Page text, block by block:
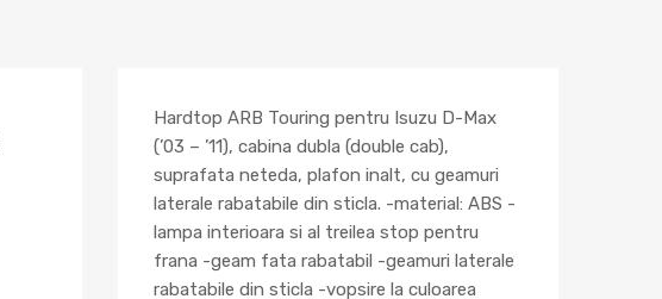
Hardtop ARB Touring pentru Isuzu D-Max
(’03 – ’11), cabina dubla (double cab),
suprafata neteda, plafon inalt, cu geamuri
laterale rabatabile din sticla. -material: ABS -
lampa interioara si al treilea stop pentru
frana -geam fata rabatabil -geamuri laterale
rabatabile din sticla -vopsire la culoarea